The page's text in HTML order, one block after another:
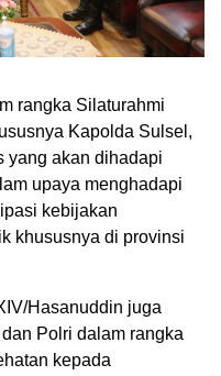
rangka Silaturahmi
Kapolda Sulsel,
yang akan dihadapi
upaya menghadapi
kebijakan
khususnya di provinsi
Hasanuddin juga
Polri dalam rangka
kepada